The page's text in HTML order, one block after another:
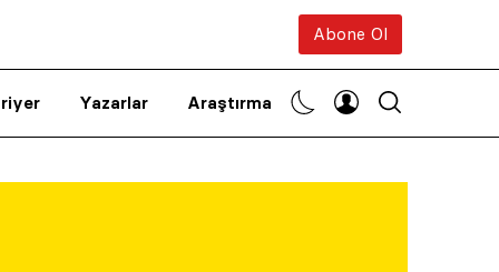
Abone Ol
Yazarlar Araştırma